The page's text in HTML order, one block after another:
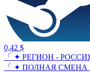
0,42 $
「 ✦ РЕГИОН -
「 ✦ ПОЛНАЯ